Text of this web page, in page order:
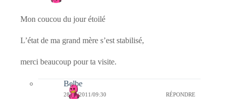
Mon coucou du jour étoilé
L’état de ma grand mère s’est stabilisé,
merci beaucoup pour ta visite.
Belbe
28/01/2011/09:30 RÉPONDRE